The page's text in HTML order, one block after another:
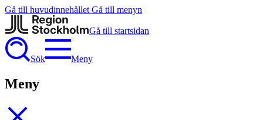
Gå till huvudinnehållet Gå till menyn
Gå till startsidan
Sök Meny
Meny